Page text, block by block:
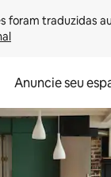
Anuncie seu